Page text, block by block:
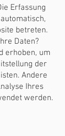
Erfassung
betreten.
Daten?
erhoben, um
der
Andere
Ihres
werden.